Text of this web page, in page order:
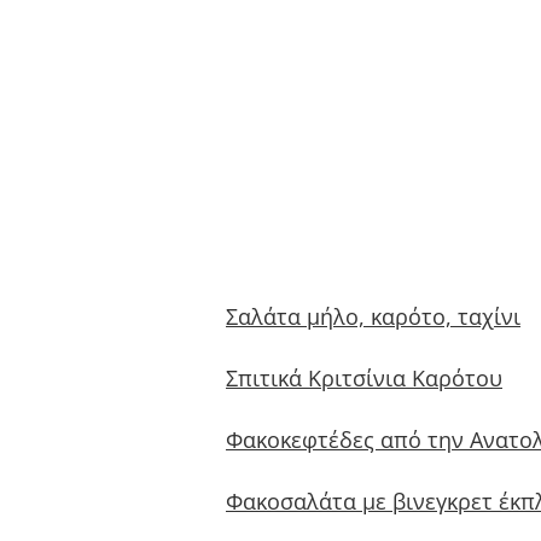
Σαλάτα μήλο, καρότο, ταχίνι
Σπιτικά Κριτσίνια Καρότου
Φακοκεφτέδες από την
Φακοσαλάτα με βινεγκρετ